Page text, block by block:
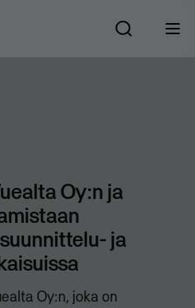
Oy:n ja
ja
Oy:n, joka on